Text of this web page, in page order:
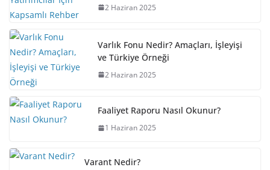
2 Haziran 2025
Varlık Fonu Nedir? Amaçları, İşleyişi
ve Türkiye Örneği
2 Haziran 2025
Faaliyet Raporu Nasıl Okunur?
1 Haziran 2025
Varant Nedir?